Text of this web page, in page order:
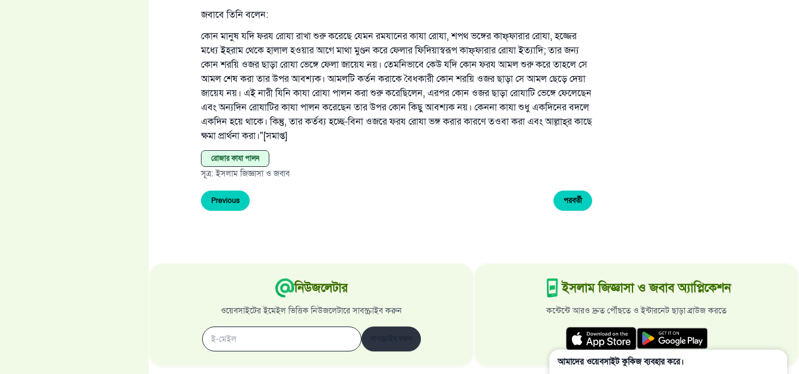
জবাবে তিনি বলেন:
কোন মানুষ যদি ফরয রোযা রাখা শুরু করেছে যেমন রমযানের কাযা রোযা, শপথ ভঙ্গের কাফ্‌ফারার রোযা, হজ্জের
মধ্যে ইহরাম থেকে হালাল হওয়ার আগে মাথা মুণ্ডন করে ফেলার ফিদিয়াস্বরূপ কাফ্‌ফারার রোযা ইত্যাদি; তার জন্য
কোন শরয়ি ওজর ছাড়া রোযা ভেঙ্গে ফেলা জায়েয নয়। তেমনিভাবে কেউ যদি কোন ফরয আমল শুরু করে তাহলে সে
আমল শেষ করা তার উপর আবশ্যক। আমলটি কর্তন করাকে বৈধকারী কোন শরয়ি ওজর ছাড়া সে আমল ছেড়ে দেয়া
জায়েয নয়। এই নারী যিনি কাযা রোযা পালন করা শুরু করেছিলেন, এরপর কোন ওজর ছাড়া রোযাটি ভেঙ্গে ফেলেছেন
এবং অন্যদিন রোযাটির কাযা পালন করেছেন তার উপর কোন কিছু আবশ্যক নয়। কেননা কাযা শুধু একদিনের বদলে
একদিন হয়ে থাকে। কিন্তু, তার কর্তব্য হচ্ছে-বিনা ওজরে ফরয রোযা ভঙ্গ করার কারণে তওবা করা এবং আল্লাহ্‌র কাছে
ক্ষমা প্রার্থনা করা।"[সমাপ্ত]
রোজার কাযা পালন
সূত্র:ইসলাম জিজ্ঞাসা ও জবাব
Previous পরবর্তী
নিউজলেটার
ওয়েবসাইটের ইমেইল ভিত্তিক নিউজলেটারে সাবস্ক্রাইব করুন
ইসলাম জিজ্ঞাসা ও জবাব অ্যাপ্লিকেশন
কন্টেন্টে আরও দ্রুত পৌঁছতে ও ইন্টারনেট ছাড়া ব্রাউজ করতে
আমাদের ওয়েবসাইট কুকিজ ব্যবহার করে।